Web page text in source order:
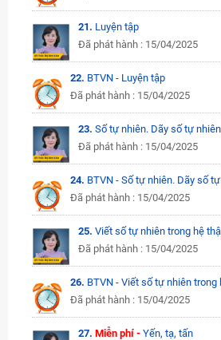
21. Luyện tập
Đã phát hành : 15/04/2025
22. BTVN - Luyện tập
Đã phát hành : 15/04/2025
23. Số tự nhiên. Dãy số tự nhiên
Đã phát hành : 15/04/2025
24. BTVN - Số tự nhiên. Dãy số
Đã phát hành : 15/04/2025
25. Viết số tự nhiên trong hệ
Đã phát hành : 15/04/2025
26. BTVN - Viết số tự nhiên trong
Đã phát hành : 15/04/2025
27. Miễn phí - Yến, tạ, tấn